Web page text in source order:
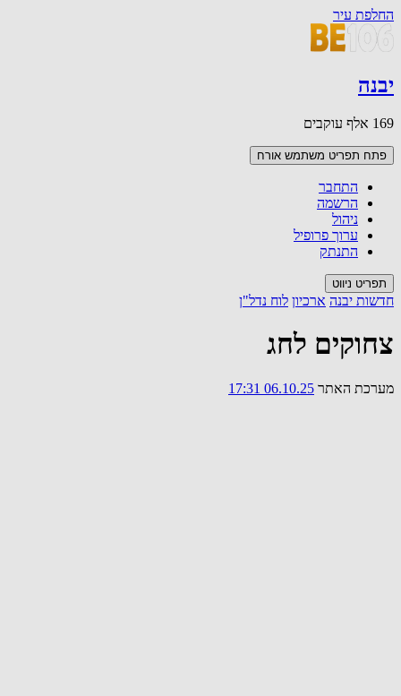
החלפת עיר
יבנה
169 אלף עוקבים
פתח תפריט משתמש אורח
התחבר
הרשמה
ניהול
ערוך פרופיל
התנתק
תפריט ניווט
חדשות יבנה ארכיון לוח נדל"ן
צחוקים לחג
מערכת האתר 06.10.25 17:31